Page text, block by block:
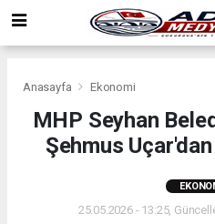
Anasayfa Ekonomi
MHP Seyhan
Şehmus
25.05.2026 - 13:25,